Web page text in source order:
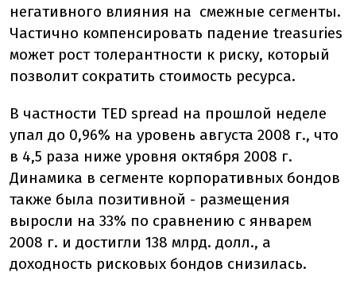
негативного влияния на смежные сегменты.
Частично компенсировать падение treasuries
может рост толерантности к риску, который
позволит сократить стоимость ресурса.
В частности TED spread на прошлой неделе
упал до 0,96% на уровень августа 2008 г., что
в 4,5 раза ниже уровня октября 2008 г.
Динамика в сегменте корпоративных бондов
также была позитивной - размещения
выросли на 33% по сравнению с январем
2008 г. и достигли 138 млрд. долл., а
доходность рисковых бондов снизилась.